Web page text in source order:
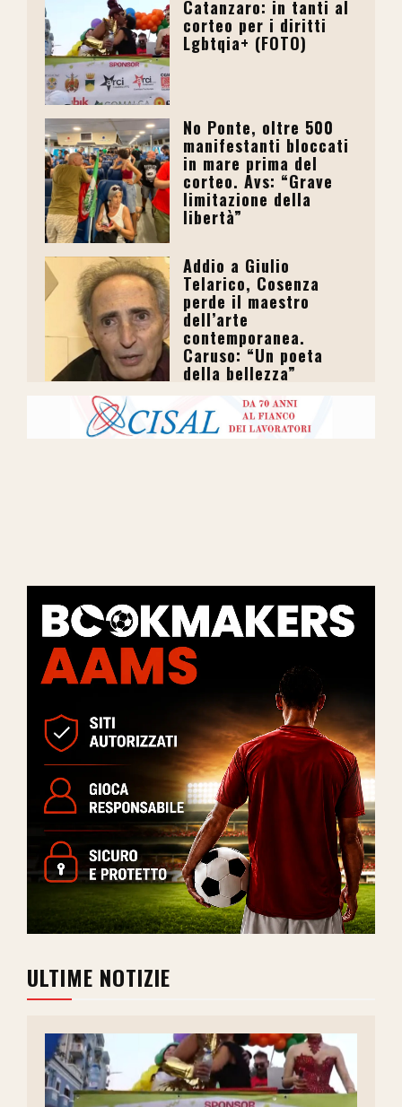
Catanzaro: in tanti al
corteo per i diritti
Lgbtqia+ (FOTO)
No Ponte, oltre 500
manifestanti bloccati
in mare prima del
corteo. Avs: “Grave
limitazione della
libertà”
Addio a Giulio
Telarico, Cosenza
perde il maestro
dell’arte
contemporanea.
Caruso: “Un poeta
della bellezza”
ULTIME NOTIZIE